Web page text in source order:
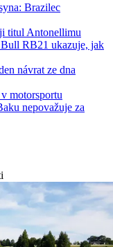
Brazilec
titul Antonellimu
RB21 ukazuje, jak
návrat ze dna
motorsportu
nepovažuje za